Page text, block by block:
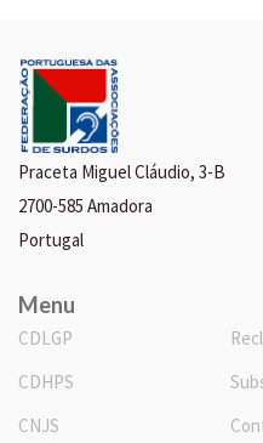
Praceta Miguel Cláudio, 3-B
2700-585 Amadora
Portugal
Menu
CDLGP
CDHPS
CNJS